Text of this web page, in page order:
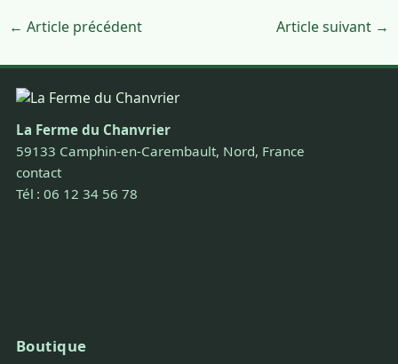
← Article précédent Article suivant →
La Ferme du Chanvrier
59133 Camphin-en-Carembault, Nord, France
contact
Tél : 06 12 34 56 78
Boutique